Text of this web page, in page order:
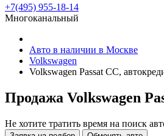
+7(495) 955-18-14
Многоканальный
Авто в наличии в Москве
Volkswagen
Volkswagen Passat CC,
Продажа Volkswagen
Не хотите тратить время на поиск